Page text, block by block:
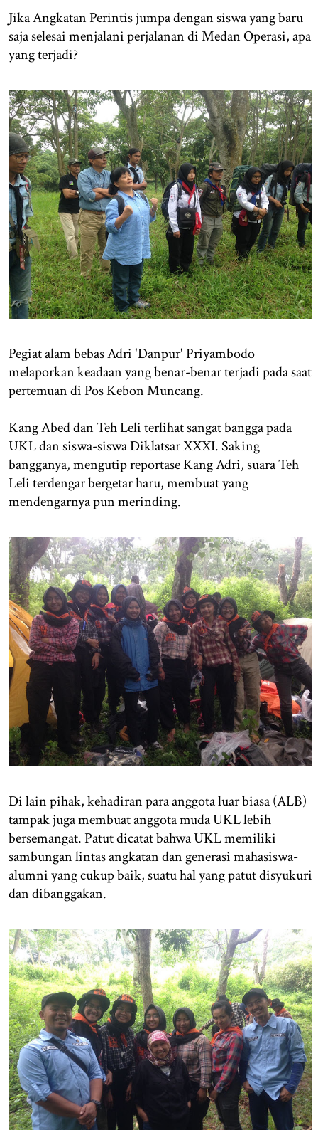
Jika Angkatan Perintis jumpa dengan siswa yang baru
saja selesai menjalani perjalanan di Medan Operasi, apa
yang terjadi?
Pegiat alam bebas Adri 'Danpur' Priyambodo
melaporkan keadaan yang benar-benar terjadi pada saat
pertemuan di Pos Kebon Muncang.
Kang Abed dan Teh Leli terlihat sangat bangga pada
UKL dan siswa-siswa Diklatsar XXXI. Saking
bangganya, mengutip reportase Kang Adri, suara Teh
Leli terdengar bergetar haru, membuat yang
mendengarnya pun merinding.
Di lain pihak, kehadiran para anggota luar biasa (ALB)
tampak juga membuat anggota muda UKL lebih
bersemangat. Patut dicatat bahwa UKL memiliki
sambungan lintas angkatan dan generasi mahasiswa-
alumni yang cukup baik, suatu hal yang patut disyukuri
dan dibanggakan.